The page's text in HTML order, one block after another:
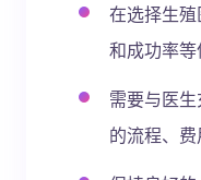
在选择生
和成功率等
需要与医
的流程、费